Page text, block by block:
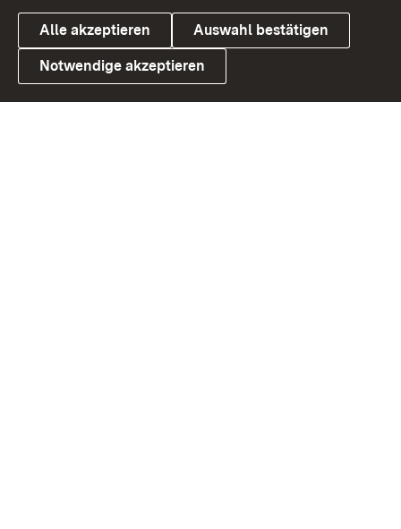
Link zum Landesportal
Alle akzeptieren Auswahl bestätigen
Notwendige akzeptieren